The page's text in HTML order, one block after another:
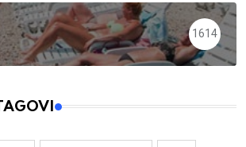
1614